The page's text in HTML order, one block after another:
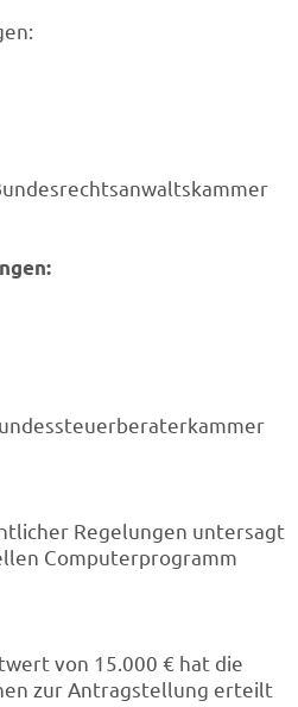
Regelungen untersagt
Computerprogramm
von 15.000 € hat die
zur Antragstellung erteilt